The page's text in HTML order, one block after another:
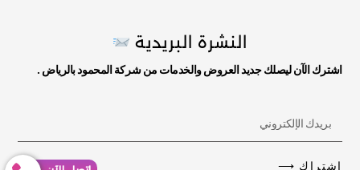
النشرة البريدية
اشترك الآن ليصلك جديد العروض والخدمات من شركة المحمود بالرياض .
أدخل
اشتراك ⟶